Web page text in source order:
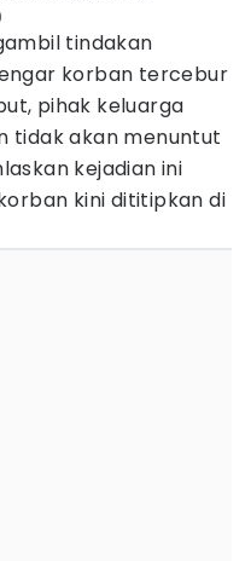
tindakan
korban tercebur
pihak keluarga
tidak akan menuntut
kejadian ini
kini dititipkan di